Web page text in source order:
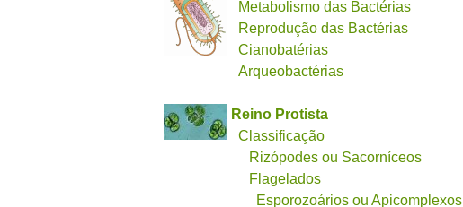
Metabolismo das Bactérias
Reprodução das Bactérias
Cianobatérias
Arqueobactérias
Reino Protista
Classificação
Rizópodes ou Sacorníceos
Flagelados
Esporozoários ou Apicomplexos